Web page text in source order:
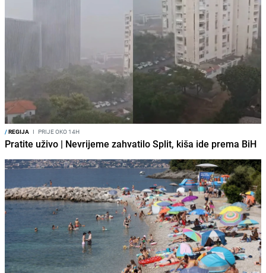
/REGIJA I PRIJE OKO 14H
Pratite uživo | Nevrijeme zahvatilo Split, kiša ide prema BiH